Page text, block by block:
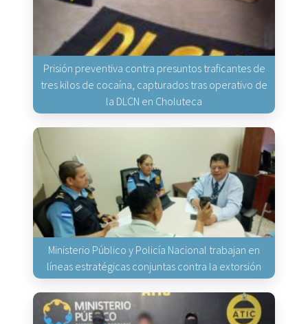
Prisión preventiva contra presuntos traficantes de
tres kilos de cocaína, capturados tras operativo de
la DLCN en Choluteca
Ministerio Público y Policía Nacional trabajan en
líneas estratégicas conjuntas contra la extorsión